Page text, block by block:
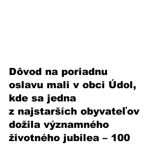
Dôvod na poriadnu
oslavu mali v obci Údol,
kde sa jedna
z najstarších obyvateľov
dožila významného
životného jubilea – 100